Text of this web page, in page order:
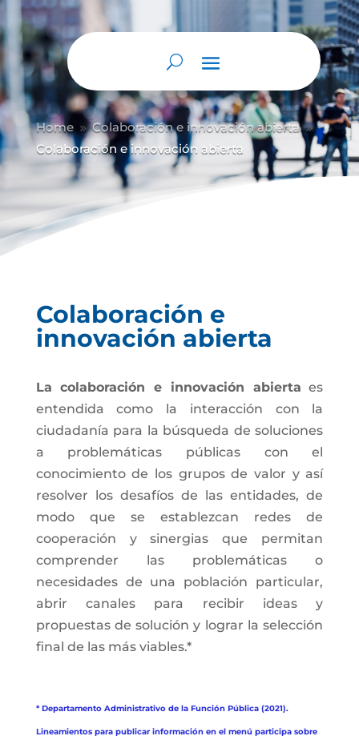
Abrir barra de herramientas
Home 9 Colaboración e innovación abierta 9
Colaboración e innovación abierta
Colaboración e
innovación abierta
La colaboración e innovación abierta es
entendida como la interacción con la
ciudadanía para la búsqueda de soluciones
a problemáticas públicas con el
conocimiento de los grupos de valor y así
resolver los desafíos de las entidades, de
modo que se establezcan redes de
cooperación y sinergias que permitan
comprender las problemáticas o
necesidades de una población particular,
abrir canales para recibir ideas y
propuestas de solución y lograr la selección
final de las más viables.*
* Departamento Administrativo de la Función Pública (2021).
Lineamientos para publicar información en el menú participa sobre